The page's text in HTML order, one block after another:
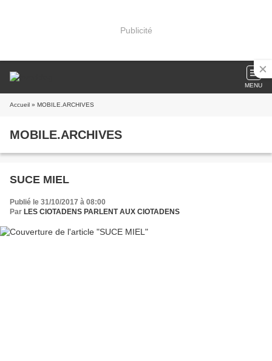
Publicité
MENU
Accueil » MOBILE.ARCHIVES
MOBILE.ARCHIVES
SUCE MIEL
Publié le 31/10/2017 à 08:00
Par LES CIOTADENS PARLENT AUX CIOTADENS